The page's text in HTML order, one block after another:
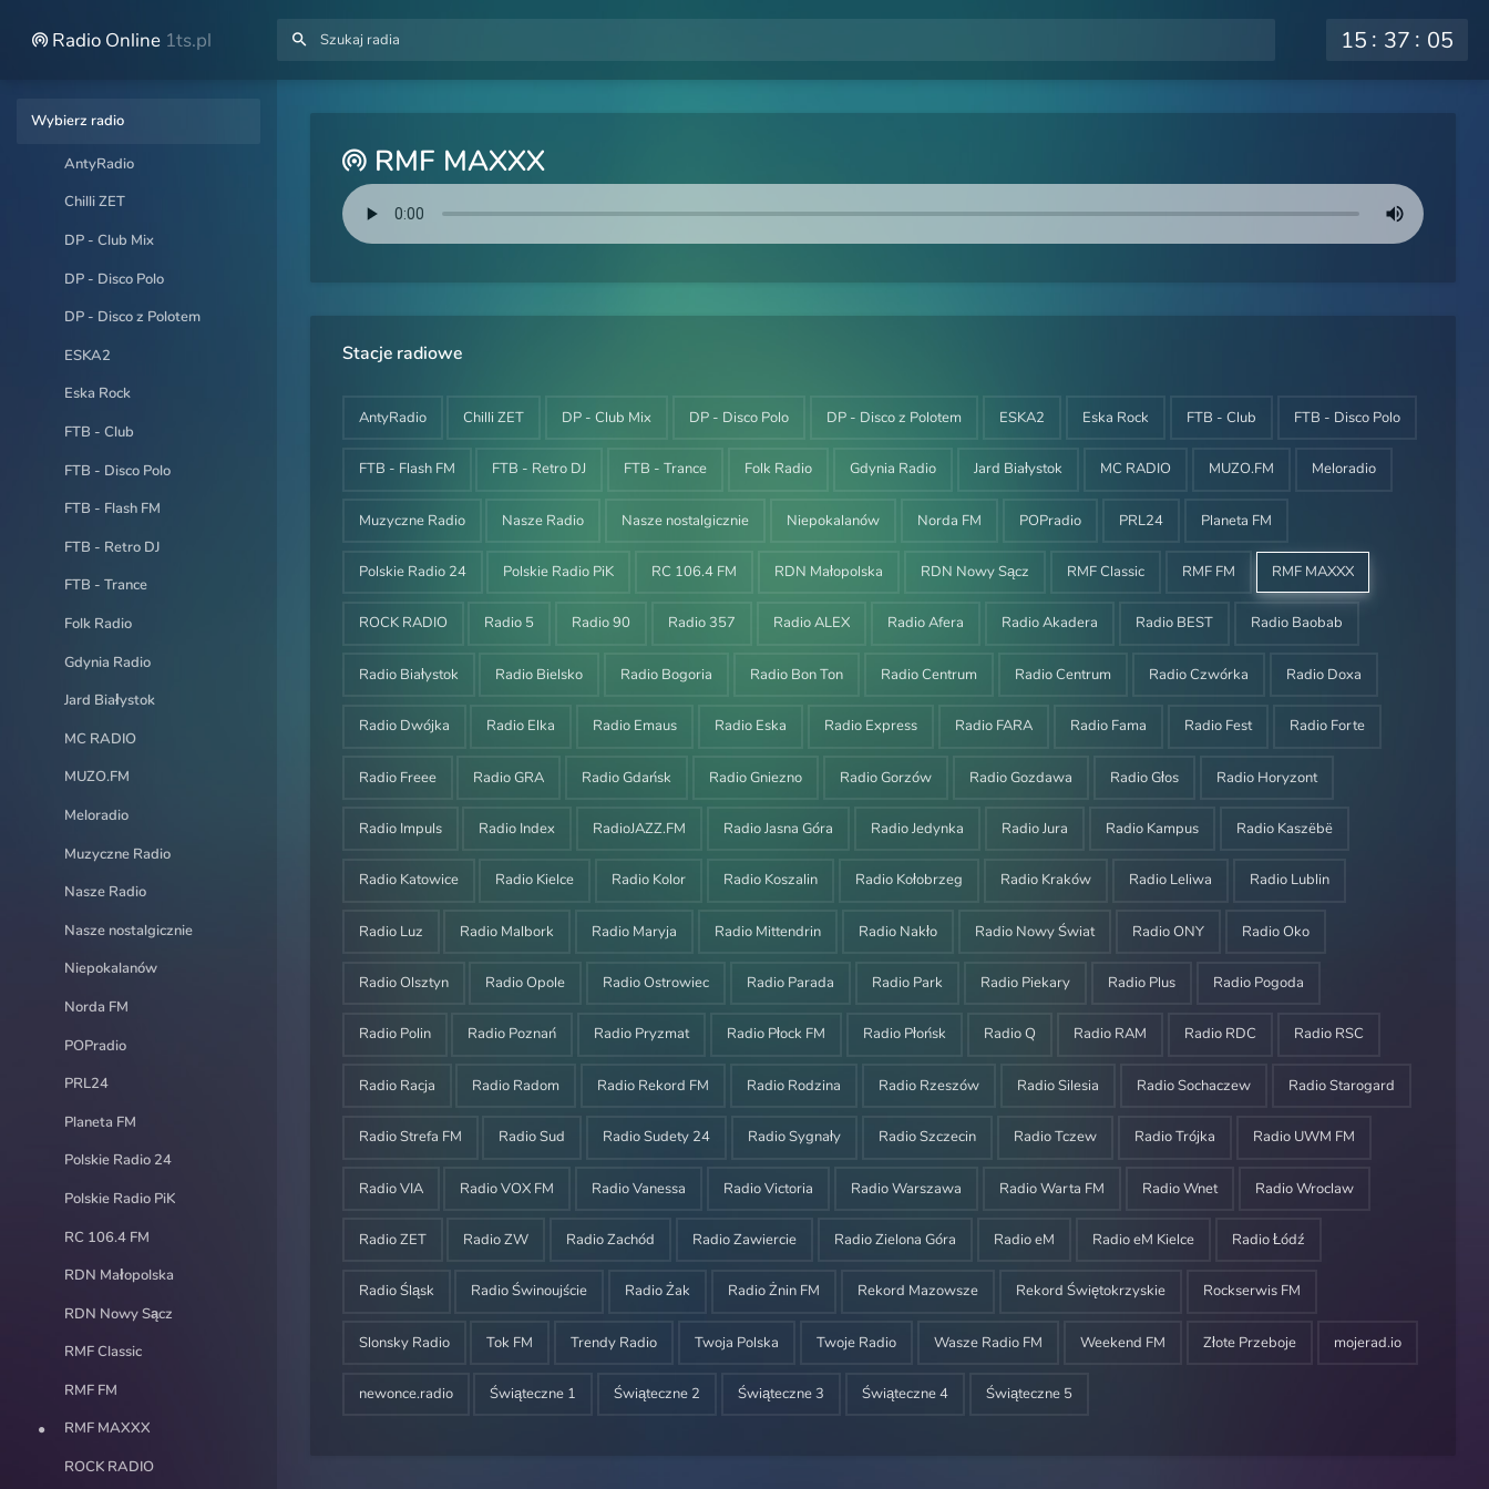
Radio Online 1ts.pl 15 37 05
Wybierz radio
AntyRadio
Chilli ZET
DP - Club Mix
DP - Disco Polo
DP - Disco z Polotem
ESKA2
Eska Rock
FTB - Club
FTB - Disco Polo
FTB - Flash FM
FTB - Retro DJ
FTB - Trance
Folk Radio
Gdynia Radio
Jard Białystok
MC RADIO
MUZO.FM
Meloradio
Muzyczne Radio
Nasze Radio
Nasze nostalgicznie
Niepokalanów
Norda FM
POPradio
PRL24
Planeta FM
Polskie Radio 24
Polskie Radio PiK
RC 106.4 FM
RDN Małopolska
RDN Nowy Sącz
RMF Classic
RMF FM
RMF MAXXX
ROCK RADIO
RMF MAXXX
Stacje radiowe
AntyRadio Chilli ZET DP - Club Mix DP - Disco Polo DP - Disco z Polotem ESKA2 Eska Rock FTB - Club FTB - Disco Polo
FTB - Flash FM FTB - Retro DJ FTB - Trance Folk Radio Gdynia Radio Jard Białystok MC RADIO MUZO.FM Meloradio
Muzyczne Radio Nasze Radio Nasze nostalgicznie Niepokalanów Norda FM POPradio PRL24 Planeta FM
Polskie Radio 24 Polskie Radio PiK RC 106.4 FM RDN Małopolska RDN Nowy Sącz RMF Classic RMF FM RMF MAXXX
ROCK RADIO Radio 5 Radio 90 Radio 357 Radio ALEX Radio Afera Radio Akadera Radio BEST Radio Baobab
Radio Białystok Radio Bielsko Radio Bogoria Radio Bon Ton Radio Centrum Radio Centrum Radio Czwórka Radio Doxa
Radio Dwójka Radio Elka Radio Emaus Radio Eska Radio Express Radio FARA Radio Fama Radio Fest Radio Forte
Radio Freee Radio GRA Radio Gdańsk Radio Gniezno Radio Gorzów Radio Gozdawa Radio Głos Radio Horyzont
Radio Impuls Radio Index RadioJAZZ.FM Radio Jasna Góra Radio Jedynka Radio Jura Radio Kampus Radio Kaszëbë
Radio Katowice Radio Kielce Radio Kolor Radio Koszalin Radio Kołobrzeg Radio Kraków Radio Leliwa Radio Lublin
Radio Luz Radio Malbork Radio Maryja Radio Mittendrin Radio Nakło Radio Nowy Świat Radio ONY Radio Oko
Radio Olsztyn Radio Opole Radio Ostrowiec Radio Parada Radio Park Radio Piekary Radio Plus Radio Pogoda
Radio Polin Radio Poznań Radio Pryzmat Radio Płock FM Radio Płońsk Radio Q Radio RAM Radio RDC Radio RSC
Radio Racja Radio Radom Radio Rekord FM Radio Rodzina Radio Rzeszów Radio Silesia Radio Sochaczew Radio Starogard
Radio Strefa FM Radio Sud Radio Sudety 24 Radio Sygnały Radio Szczecin Radio Tczew Radio Trójka Radio UWM FM
Radio VIA Radio VOX FM Radio Vanessa Radio Victoria Radio Warszawa Radio Warta FM Radio Wnet Radio Wroclaw
Radio ZET Radio ZW Radio Zachód Radio Zawiercie Radio Zielona Góra Radio eM Radio eM Kielce Radio Łódź
Radio Śląsk Radio Świnoujście Radio Żak Radio Żnin FM Rekord Mazowsze Rekord Świętokrzyskie Rockserwis FM
Slonsky Radio Tok FM Trendy Radio Twoja Polska Twoje Radio Wasze Radio FM Weekend FM Złote Przeboje mojerad.io
newonce.radio Świąteczne 1 Świąteczne 2 Świąteczne 3 Świąteczne 4 Świąteczne 5